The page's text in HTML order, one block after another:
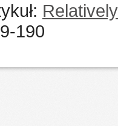
190